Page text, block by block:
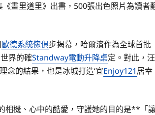
《畫里道里》出書，500張出色照片為讀者
歐德系統傢俱步揭幕，哈爾濱作為全球首批
界的確Standway電動升降桌定。對此，汪
念的結果，也是冰城打造‘宜Enjoy121居幸
相機、心中的酷愛，守護她的目的是**「